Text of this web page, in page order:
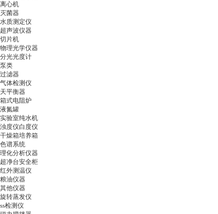
离心机
灭菌器
水质测定仪
超声波仪器
切片机
物理光学仪器
分光光度计
泵类
过滤器
气体检测仪
天平衡器
箱式电阻炉
液氮罐
实验室纯水机
浊度仪白度仪
干燥箱培养箱
色谱系统
理化分析仪器
超净台安全柜
红外测温仪
粮油仪器
其他仪器
旋转蒸发仪
ss检测仪